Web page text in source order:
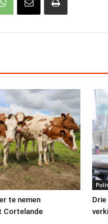
te nemen
Cortelande